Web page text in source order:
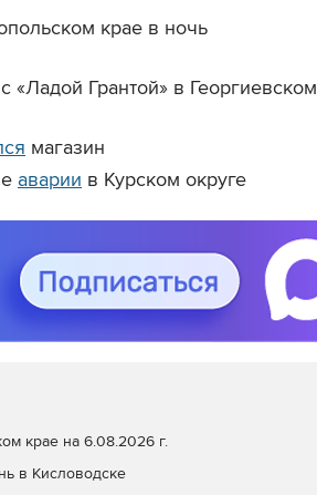
крае в ночь
«Ладой Грантой» в Георгиевском
магазин
аварии в Курском округе
крае на 6.08.2026 г.
в Кисловодске